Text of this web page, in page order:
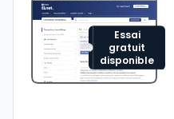
Essai
gratuit
disponible